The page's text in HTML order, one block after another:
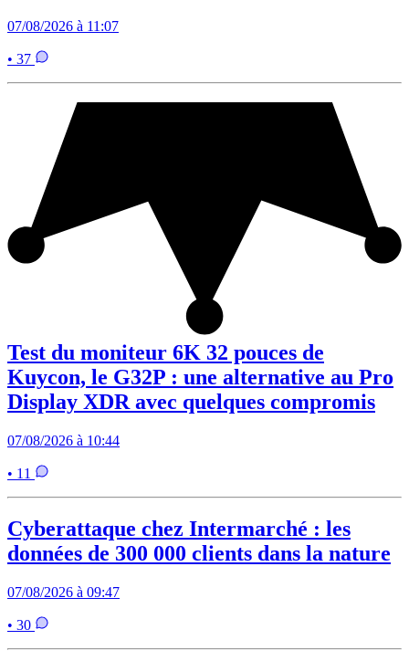
07/08/2026 à 11:07
• 37
Test du moniteur 6K 32 pouces de
Kuycon, le G32P : une alternative au Pro
Display XDR avec quelques compromis
07/08/2026 à 10:44
• 11
Cyberattaque chez Intermarché : les
données de 300 000 clients dans la nature
07/08/2026 à 09:47
• 30